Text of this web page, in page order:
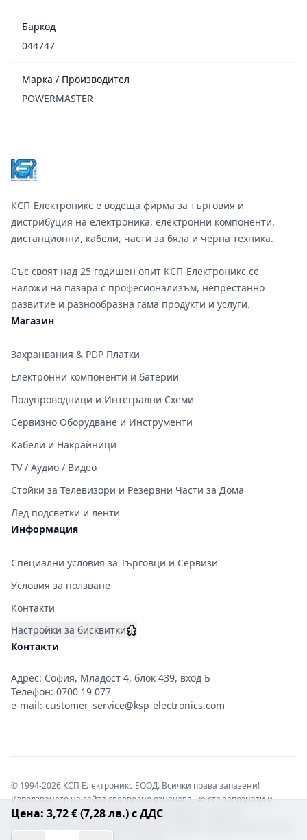
Цена: 3,72 € (7,28 лв.) с ДДС
Баркод
044747
Марка / Производител
POWERMASTER
КСП-Електроникс е водеща фирма за търговия и
дистрибуция на електроника, електронни компоненти,
дистанционни, кабели, части за бяла и черна техника.
Със своят над 25 годишен опит КСП-Електроникс се
наложи на пазара с професионализъм, непрестанно
развитие и разнообразна гама продукти и услуги.
Магазин
Захранвания & PDP Платки
Електронни компоненти и батерии
Полупроводници и Интегрални Схеми
Сервизно Оборудване и Инструменти
Кабели и Накрайници
TV / Аудио / Видео
Стойки за Телевизори и Резервни Части за Дома
Лед подсветки и ленти
Информация
Специални условия за Търговци и Сервизи
Условия за ползване
Контакти
Настройки за бисквитки
Контакти
Адрес: София, Младост 4, блок 439, вход Б
Телефон: 0700 19 077
e-mail: customer_service@ksp-electronics.com
© 1994-2026 КСП Електроникс ЕООД. Всички права запазени!
Използването на сайта своеволно означава, че сте запознати и
съгласни с правната информация обвързваща софтуера.